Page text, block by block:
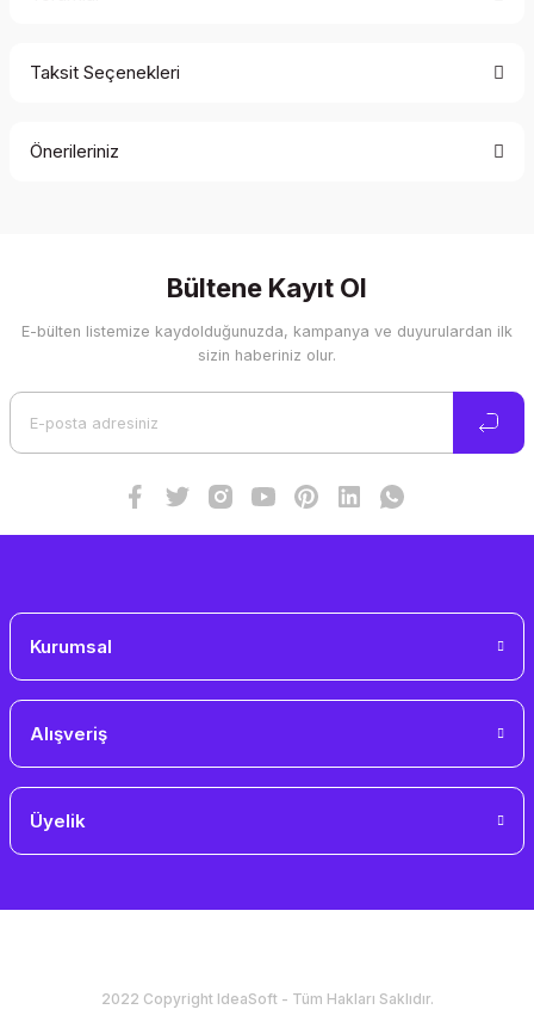
Taksit Seçenekleri
Önerileriniz
Görüş ve önerileriniz için teşekkür ederiz.
Ürün resmi kalitesiz, bozuk veya görüntülenemiyor.
Bültene Kayıt Ol
E-bülten listemize kaydolduğunuzda, kampanya ve duyurulardan ilk
sizin haberiniz olur.
Kurumsal
Alışveriş
Üyelik
2022 Copyright IdeaSoft - Tüm Hakları Saklıdır.